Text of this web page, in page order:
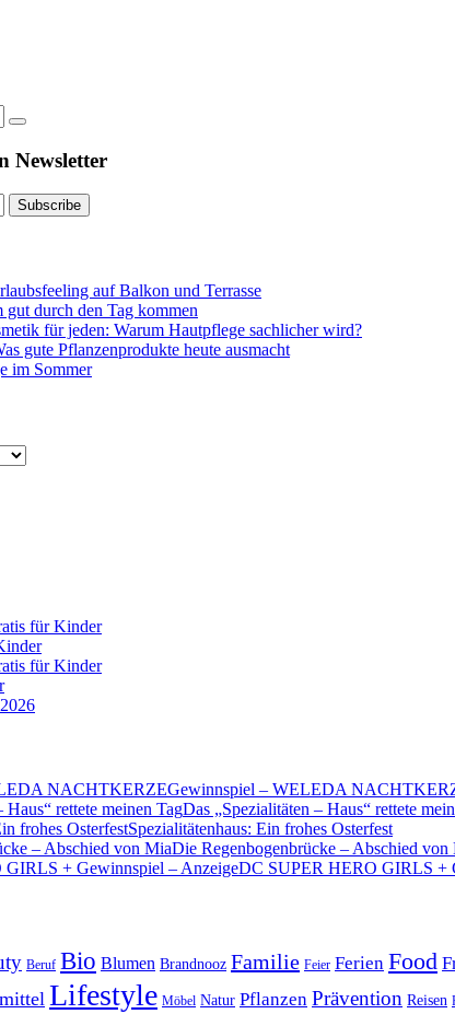
Newsletter
Subscribe
auf Balkon und Terrasse
durch den Tag kommen
für jeden: Warum Hautpflege sachlicher wird?
gute Pflanzenprodukte heute ausmacht
im Sommer
für Kinder
für Kinder
Gewinnspiel – WELEDA
Das „Spezialitäten – Haus“ rettete
Spezialitätenhaus: Ein frohes Osterfest
Die Regenbogenbrücke – Abschied von
DC SUPER HERO GIRLS +
Beruf Bio Blumen Brandnooz Familie Feier Ferien Food
Lifestyle Möbel Natur Pflanzen Prävention Reisen